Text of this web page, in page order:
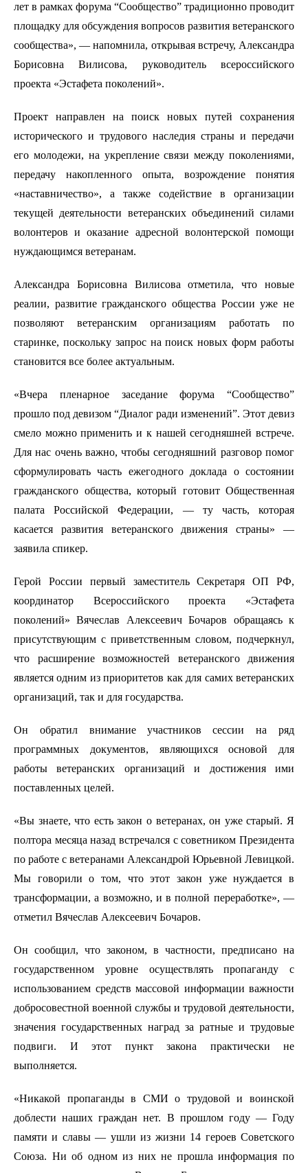
лет в рамках форума “Сообщество” традиционно проводит
площадку для обсуждения вопросов развития ветеранского
сообщества», — напомнила, открывая встречу, Александра
Борисовна Вилисова, руководитель всероссийского
проекта «Эстафета поколений».
Проект направлен на поиск новых путей сохранения
исторического и трудового наследия страны и передачи
его молодежи, на укрепление связи между поколениями,
передачу накопленного опыта, возрождение понятия
«наставничество», а также содействие в организации
текущей деятельности ветеранских объединений силами
волонтеров и оказание адресной волонтерской помощи
нуждающимся ветеранам.
Александра Борисовна Вилисова отметила, что новые
реалии, развитие гражданского общества России уже не
позволяют ветеранским организациям работать по
старинке, поскольку запрос на поиск новых форм работы
становится все более актуальным.
«Вчера пленарное заседание форума “Сообщество”
прошло под девизом “Диалог ради изменений”. Этот девиз
смело можно применить и к нашей сегодняшней встрече.
Для нас очень важно, чтобы сегодняшний разговор помог
сформулировать часть ежегодного доклада о состоянии
гражданского общества, который готовит Общественная
палата Российской Федерации, — ту часть, которая
касается развития ветеранского движения страны» —
заявила спикер.
Герой России первый заместитель Секретаря ОП РФ,
координатор Всероссийского проекта «Эстафета
поколений» Вячеслав Алексеевич Бочаров обращаясь к
присутствующим с приветственным словом, подчеркнул,
что расширение возможностей ветеранского движения
является одним из приоритетов как для самих ветеранских
организаций, так и для государства.
Он обратил внимание участников сессии на ряд
программных документов, являющихся основой для
работы ветеранских организаций и достижения ими
поставленных целей.
«Вы знаете, что есть закон о ветеранах, он уже старый. Я
полтора месяца назад встречался с советником Президента
по работе с ветеранами Александрой Юрьевной Левицкой.
Мы говорили о том, что этот закон уже нуждается в
трансформации, а возможно, и в полной переработке», —
отметил Вячеслав Алексеевич Бочаров.
Он сообщил, что законом, в частности, предписано на
государственном уровне осуществлять пропаганду с
использованием средств массовой информации важности
добросовестной военной службы и трудовой деятельности,
значения государственных наград за ратные и трудовые
подвиги. И этот пункт закона практически не
выполняется.
«Никакой пропаганды в СМИ о трудовой и воинской
доблести наших граждан нет. В прошлом году — Году
памяти и славы — ушли из жизни 14 героев Советского
Союза. Ни об одном из них не прошла информация по